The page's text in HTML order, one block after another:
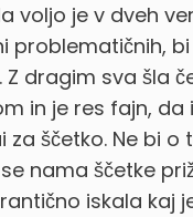
voljo je v dveh
problematičnih,
Z dragim sva šla
in je res fajn, da
za ščetko. Ne bi o
nama ščetke
iskala kaj